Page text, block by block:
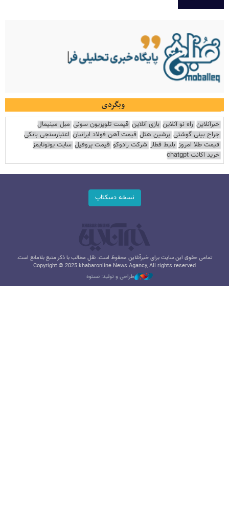
وبگردی
خبرآنلاین راه نو آنلاین بازی آنلاین قیمت تلویزیون سونی مبل مینیمال
جراح بینی گوشتی پرشین هتل قیمت آهن فولاد ایرانیان اعتبارسنجی بانکی
قیمت طلا امروز بلیط قطار شرکت رادوکو قیمت پروفیل سایت یوتوتایمز
خرید اکانت chatgpt
نسخه دسکتاپ
تمامی حقوق این سایت برای خبرآنلاین محفوظ است. نقل مطالب با ذکر منبع بلامانع است.
Copyright © 2025 khabaronline News Agancy, All rights reserved
طراحی و تولید: نستوه